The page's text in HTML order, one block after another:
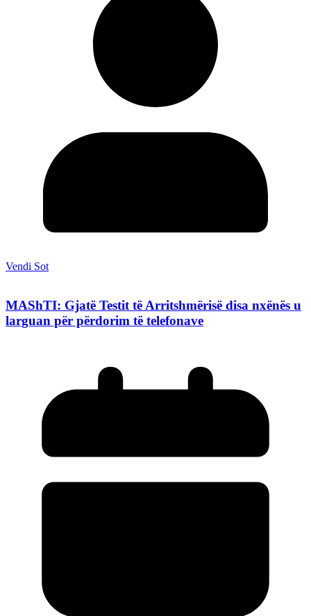
Vendi Sot
MAShTI: Gjatë Testit të Arritshmërisë disa nxënës u
larguan për përdorim të telefonave